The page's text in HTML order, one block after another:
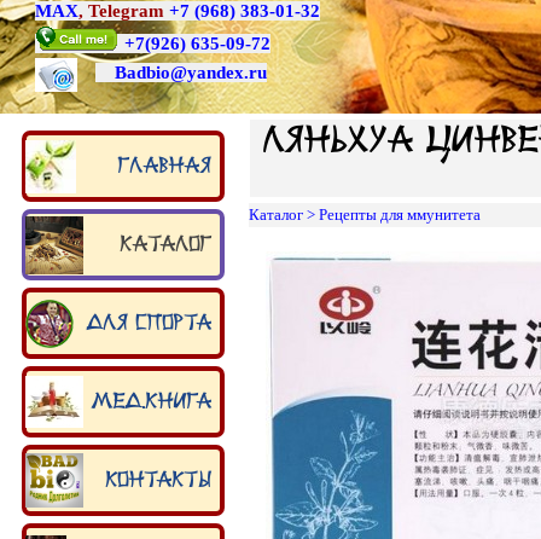
MAX, Telegram +7 (968) 383-01-32
+7(926) 635-09-72
Badbio@yandex.ru
Главная
Каталог
Для спорта
Мед.книга
Контакты
Ляньхуа
Каталог >Рецепты для ммунитета